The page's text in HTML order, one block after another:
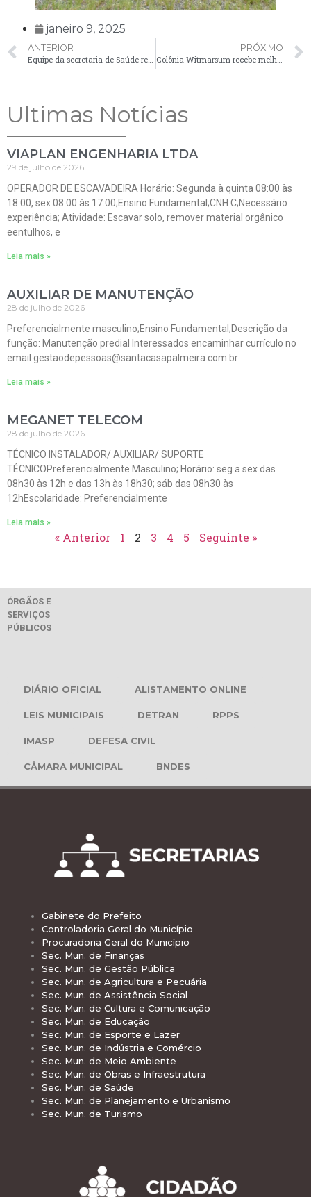
janeiro 9, 2025
ANTERIOR
Equipe da secretaria de Saúde recebe treinamento sobre finanças e contabilidade
PRÓXIMO
Colônia Witmarsum recebe melhorias na iluminação pública
Ultimas Notícias
VIAPLAN ENGENHARIA LTDA
29 de julho de 2026
OPERADOR DE ESCAVADEIRA Horário: Segunda à quinta 08:00 às
18:00, sex 08:00 às 17:00;Ensino Fundamental;CNH C;Necessário
experiência; Atividade: Escavar solo, remover material orgânico
eentulhos, e
Leia mais »
AUXILIAR DE MANUTENÇÃO
28 de julho de 2026
Preferencialmente masculino;Ensino Fundamental;Descrição da
função: Manutenção predial Interessados encaminhar currículo no
email gestaodepessoas@santacasapalmeira.com.br
Leia mais »
MEGANET TELECOM
28 de julho de 2026
TÉCNICO INSTALADOR/ AUXILIAR/ SUPORTE
TÉCNICOPreferencialmente Masculino; Horário: seg a sex das
08h30 às 12h e das 13h às 18h30; sáb das 08h30 às
12hEscolaridade: Preferencialmente
Leia mais »
« Anterior 1 2 3 4 5 Seguinte »
ÓRGÃOS E
SERVIÇOS
PÚBLICOS
DIÁRIO OFICIAL ALISTAMENTO ONLINE
LEIS MUNICIPAIS DETRAN RPPS
IMASP DEFESA CIVIL
CÂMARA MUNICIPAL BNDES
Gabinete do Prefeito
Controladoria Geral do Município
Procuradoria Geral do Município
Sec. Mun. de Finanças
Sec. Mun. de Gestão Pública
Sec. Mun. de Agricultura e Pecuária
Sec. Mun. de Assistência Social
Sec. Mun. de Cultura e Comunicação
Sec. Mun. de Educação
Sec. Mun. de Esporte e Lazer
Sec. Mun. de Indústria e Comércio
Sec. Mun. de Meio Ambiente
Sec. Mun. de Obras e Infraestrutura
Sec. Mun. de Saúde
Sec. Mun. de Planejamento e Urbanismo
Sec. Mun. de Turismo